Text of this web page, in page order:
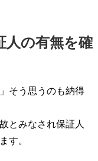
人の有無を確
そう思うのも納得
とみなされ保証人
す。